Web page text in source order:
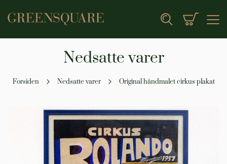
Search Min
Nedsatte varer
Forsiden Nedsatte varer Original håndmalet cirkus plakat